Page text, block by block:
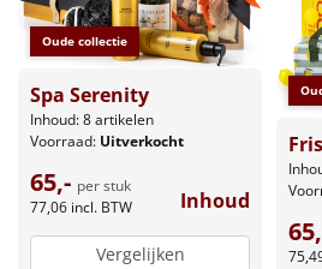
Oude collectie
Spa Serenity
Inhoud: 8 artikelen
Voorraad: Uitverkocht
65,- per stuk
77,06 incl. BTW Inhoud
Vergelijken